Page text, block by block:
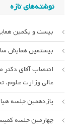
نوشته‌های تازه
بیست و یکمین
بیستمین همایش
انتصاب آقای
عالی وزارت علوم،
یازدهمین جلسه
چهارمین جلسه